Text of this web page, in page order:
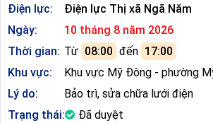
Điện lực:
Điện lực Thị xã Ngã Năm
Ngày:
10 tháng 8 năm 2026
Thời gian: Từ 08:00 đến 17:00
Khu vực:
Khu vực Mỹ Đông - phường
Lý do:
Bảo trì, sửa chữa lưới điện
Trạng thái:
Đã duyệt